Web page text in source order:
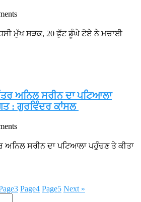
ਮੁੱਖ ਸੜਕ, 20 ਫੁੱਟ ਡੂੰਘੇ ਟੋਏ ਨੇ ਮਚਾਈ
ਅਨਿਲ ਸਰੀਨ ਦਾ ਪਟਿਆਲਾ
: ਗੁਰਵਿੰਦਰ ਕਾਂਸਲ
ਅਨਿਲ ਸਰੀਨ ਦਾ ਪਟਿਆਲਾ ਪਹੁੰਚਣ ਤੇ ਕੀਤਾ
3 Page4 Page5 Next »